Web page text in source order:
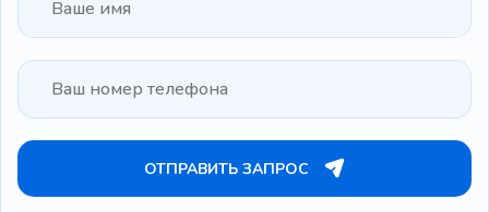
ОТПРАВИТЬ ЗАПРОС